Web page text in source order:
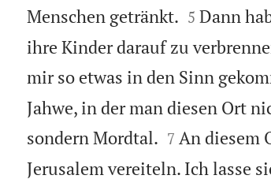
Menschen getränkt.
5 Dann
ihre Kinder darauf zu
mir so etwas in den Sinn
Jahwe, in der man diesen Ort
sondern Mordtal.
7 An diesem
Jerusalem vereiteln. Ich lasse